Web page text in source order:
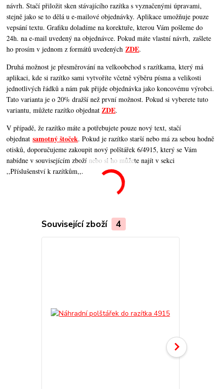
návrh. Stačí přiložit sken stávajícího razítka s vyznačenými úpravami,
stejně jako se to dělá u e-mailové objednávky. Aplikace umožňuje pouze
vepsání textu. Grafiku doladíme na korektuře, kterou Vám pošleme do
24h. na e-mail uvedený na objednávce. Pokud máte vlastní návrh, zašlete
ho prosím v jednom z formátů uvedenýchZDE.
Druhá možnost je přesměrování na velkoobchod s razítkama, který má
aplikaci, kde si razítko sami vytvoříte včetně výběru písma a velikosti
jednotlivých řádků a nám pak přijde objednávka jako koncovému výrobci.
Tato varianta je o 20% dražší než první možnost. Pokud si vyberete tuto
variantu, můžete razítko objednatZDE.
V případě, že razítko máte a potřebujete pouze nový text, stačí
objednatsamotný štoček. Pokud je razítko starší nebo má za sebou hodně
otisků, doporučujeme zakoupit nový polštářek 6/4915, který se Vám
nabídne v souvisejícím zboží nebo si ho můžete najít v sekci
,,Příslušenství k razítkům,,.
Související zboží 4